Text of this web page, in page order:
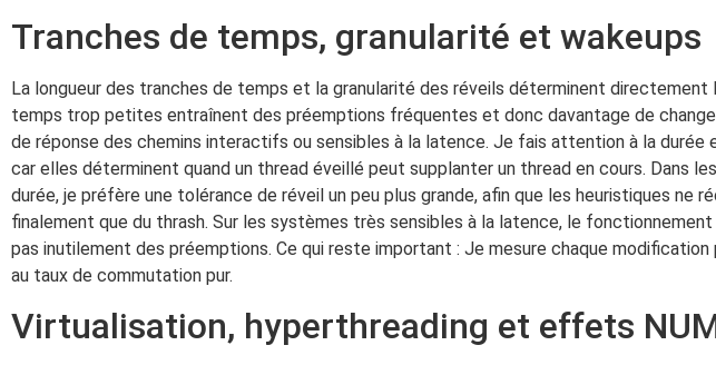
Tranches de temps, granularité et wakeups
La longueur des tranches de temps et la granularité des réveils déterminent
temps trop petites entraînent des préemptions fréquentes et donc davantage de
de réponse des chemins interactifs ou sensibles à la latence. Je fais attention à la
car elles déterminent quand un thread éveillé peut supplanter un thread en cours. Dans
durée, je préfère une tolérance de réveil un peu plus grande, afin que les heuristiques ne
finalement que du thrash. Sur les systèmes très sensibles à la latence, le
pas inutilement des préemptions. Ce qui reste important : Je mesure chaque
au taux de commutation pur.
Virtualisation, hyperthreading et effets